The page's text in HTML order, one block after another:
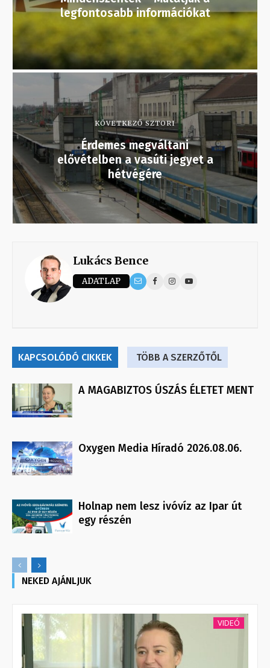
legfontosabb információkat
KÖVETKEZŐ SZTORI
Érdemes megváltani
elővételben a vasúti jegyet a
hétvégére
Lukács Bence
ADATLAP
KAPCSOLÓDÓ CIKKEK TÖBB A SZERZŐTŐL
A MAGABIZTOS ÚSZÁS ÉLETET MENT
Oxygen Media Híradó 2026.08.06.
Holnap nem lesz ivóvíz az Ipar út
egy részén
NEKED AJÁNLJUK
VIDEÓ